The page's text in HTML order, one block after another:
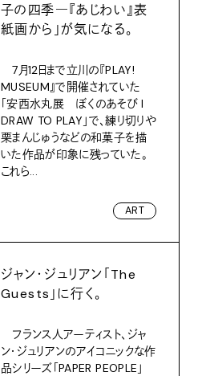
子の四季―『あじわい』表
紙画から」が気になる。
7月12日まで立川の『PLAY!
MUSEUM』で開催されていた
「安西水丸展 ぼくのあそび I
DRAW TO PLAY」で、練り切りや
栗まんじゅうなどの和菓子を描
いた作品が印象に残っていた。
これら...
ART
ジャン・ジュリアン「The
Guests」に行く。
フランス人アーティスト、ジャ
ン・ジュリアンのアイコニックな作
品シリーズ「PAPER PEOPLE」